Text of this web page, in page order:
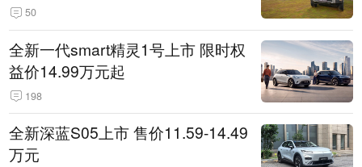
50
全新一代smart精灵1号上市 限时权
益价14.99万元起
198
全新深蓝S05上市 售价11.59-14.49
万元